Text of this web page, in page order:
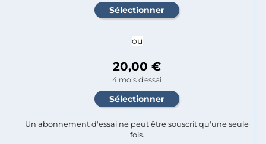
ou
20,00 €
4 mois d'essai
Un abonnement d'essai ne peut être souscrit qu'une seule
fois.​